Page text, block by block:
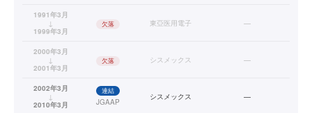
1991年3月
↓
1999年3月
欠落 東亞医用電子 —
2000年3月
↓
2001年3月
欠落 シスメックス —
2002年3月
↓
2010年3月
連結
JGAAP
シスメックス —